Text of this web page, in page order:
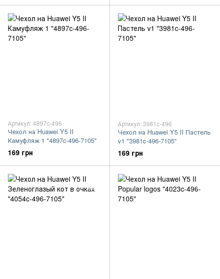
Артикул: 4897c-496
Чехол на Huawei Y5 II
Камуфляж 1 "4897c-496-7105"
169 грн
Артикул: 3981c-496
Чехол на Huawei Y5 II Пастель
v1 "3981c-496-7105"
169 грн